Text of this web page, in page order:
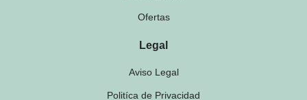
Ofertas
Legal
Aviso Legal
Politíca de Privacidad